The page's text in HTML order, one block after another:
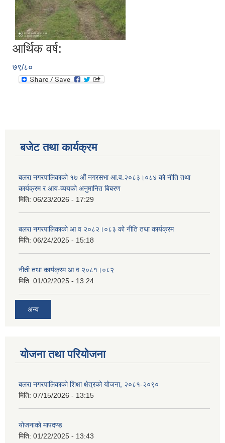
आर्थिक वर्ष:
७९/८०
बजेट तथा कार्यक्रम
बलरा नगरपालिकाको १७ औं नगरसभा आ.व.२०८३।०८४ को नीति तथा
कार्यक्रम र आय-व्ययको अनुमानित बिबरण
मिति: 06/23/2026 - 17:29
बलरा नगरपालिकाको आ व २०८२।०८३ को नीति तथा कार्यक्रम
मिति: 06/24/2025 - 15:18
नीती तथा कार्यक्रम आ व २०८१।०८२
मिति: 01/02/2025 - 13:24
अन्य
योजना तथा परियोजना
बलरा नगरपालिकाको शिक्षा क्षेत्रको योजना, २०८१-२०९०
मिति: 07/15/2026 - 13:15
योजनाकाे मापदण्ड
मिति: 01/22/2025 - 13:43